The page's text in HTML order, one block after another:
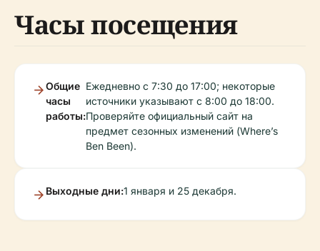
Часы посещения
Общие
часы
работы:
Ежедневно с 7:30 до 17:00; некоторые
источники указывают с 8:00 до 18:00.
Проверяйте официальный сайт на
предмет сезонных изменений (Where’s
Ben Been).
Выходные дни:1 января и 25 декабря.